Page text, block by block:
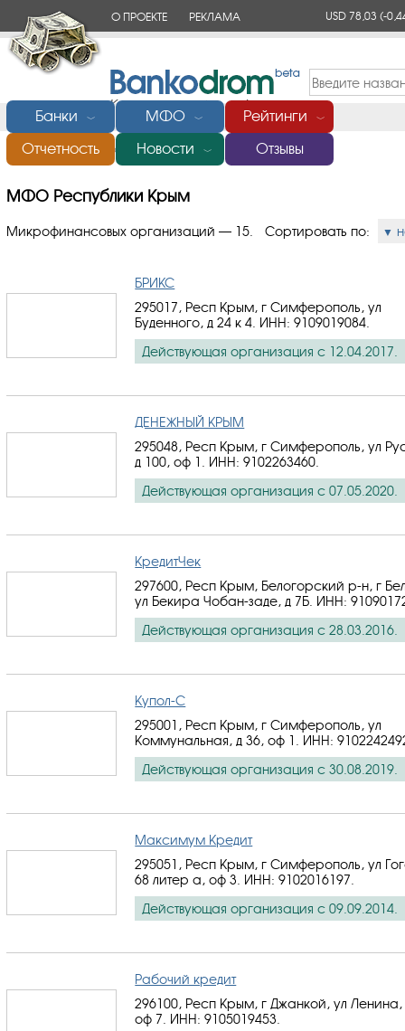
О ПРОЕКТЕ РЕКЛАМА USD 78,03(-
Банки ﹀ МФО ﹀ Рейтинги ﹀
Отчетность Новости ﹀ Отзывы
Главная/МФО Республики Крым
МФО Республики Крым
Микрофинансовых организаций — 15. Сортировать по:
БРИКС
295017, Респ Крым, г Симферополь, ул
Буденного, д 24 к 4. ИНН: 9109019084
Действующая организация с 12.04.2017.
ДЕНЕЖНЫЙ КРЫМ
295048, Респ Крым, г Симферополь, ул
д 100, оф 1. ИНН: 9102263460
Действующая организация с 07.05.2020.
КредитЧек
297600, Респ Крым, Белогорский р-н, г
ул Бекира Чобан-заде, д 7Б. ИНН:
Действующая организация с 28.03.2016.
Купол-С
295001, Респ Крым, г Симферополь, ул
Коммунальная, д 36, оф 1. ИНН:
Действующая организация с 30.08.2019.
Максимум Кредит
295051, Респ Крым, г Симферополь, ул
68 литер а, оф 3. ИНН: 9102016197
Действующая организация с 09.09.2014.
Рабочий кредит
296100, Респ Крым, г Джанкой, ул Ленина,
оф 7. ИНН: 9105019453